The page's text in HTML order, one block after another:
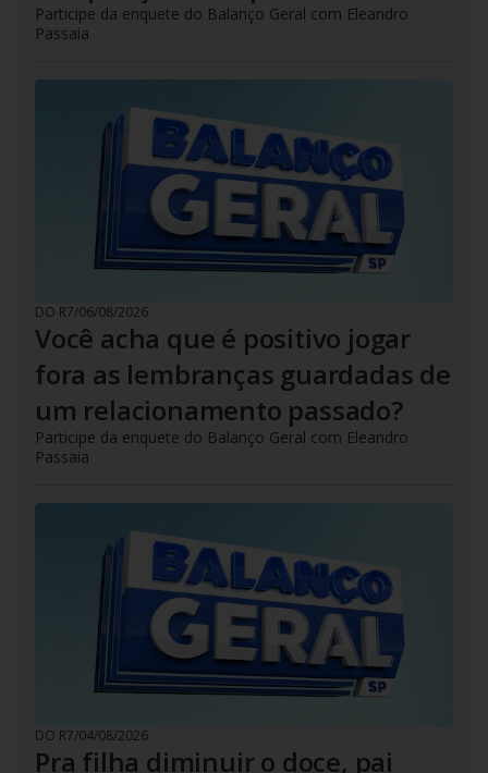
Participe da enquete do Balanço Geral com Eleandro
Passaia
DO R7/06/08/2026
Você acha que é positivo jogar
fora as lembranças guardadas de
um relacionamento passado?
Participe da enquete do Balanço Geral com Eleandro
Passaia
DO R7/04/08/2026
Pra filha diminuir o doce, pai